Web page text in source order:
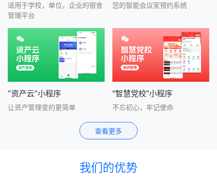
适用于学校，单位，企业的宿舍
管理平台
您的智能会议室预约系统
"资产云"小程序
让资产管理变的更简单
“智慧党校”小程序
不忘初心，牢记使命
查看更多
我们的优势